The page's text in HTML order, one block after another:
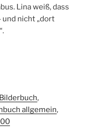
Lina weiß, dass
und nicht „dort
Bilderbuch,
allgemein,